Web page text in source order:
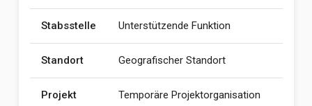
Stabsstelle Unterstützende Funktion
Standort Geografischer Standort
Projekt Temporäre Projektorganisation